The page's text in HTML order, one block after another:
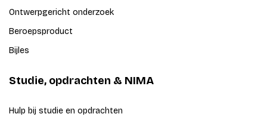
Ontwerpgericht onderzoek
Beroepsproduct
Bijles
Studie, opdrachten & NIMA
Hulp bij studie en opdrachten